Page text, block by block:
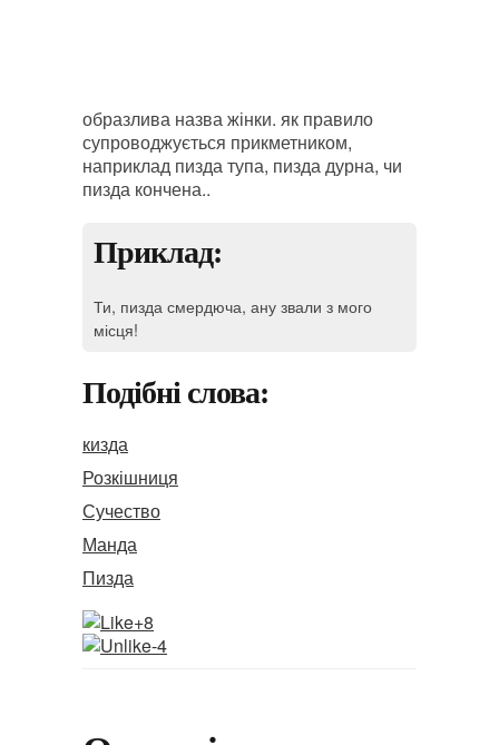
образлива назва жінки. як правило
супроводжується прикметником,
наприклад пизда тупа, пизда дурна, чи
пизда кончена..
Приклад:
Ти, пизда смердюча, ану звали з мого
місця!
Подібні слова:
кизда
Розкішниця
Сучество
Манда
Пизда
+8
-4